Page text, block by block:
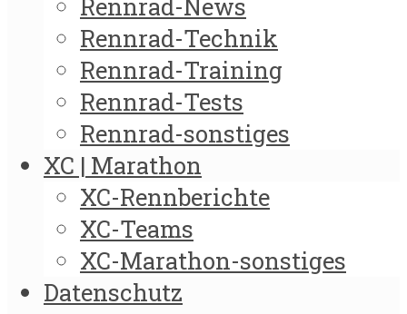
Rennrad-Technik
Rennrad-Training
Rennrad-Tests
Rennrad-sonstiges
XC | Marathon
XC-Rennberichte
XC-Teams
XC-Marathon-sonstiges
Datenschutz